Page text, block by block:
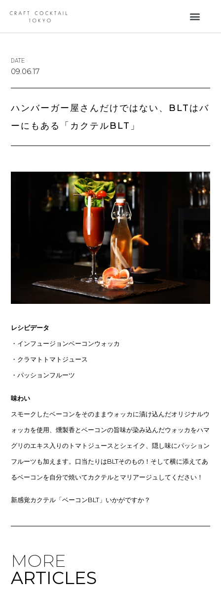
DATE
09.06.17
ハンバーガー屋さんだけではない、BLTはバ
ーにもある「カクテルBLT」
レシピデータ
・インフュージョンベーコンウォッカ
・クラマトトマトジュース
・パッションフルーツ
味わい
スモークしたベーコンをそのままウォッカに漬け込んだオリジナルウ
ォッカを使用、燻製香とベーコンの旨味が染み込んだウォッカをハマ
グリのエキス入りのトマトジュースとシェイク、隠し味にパッション
フルーツも加えます。口当たりはBLTそのもの！そして横に添えてあ
るベーコンを自分で焼いてカクテルとマリアージュしてください！
新感覚カクテル「ベーコンBLT」いかがですか？
MORE
ARTICLES